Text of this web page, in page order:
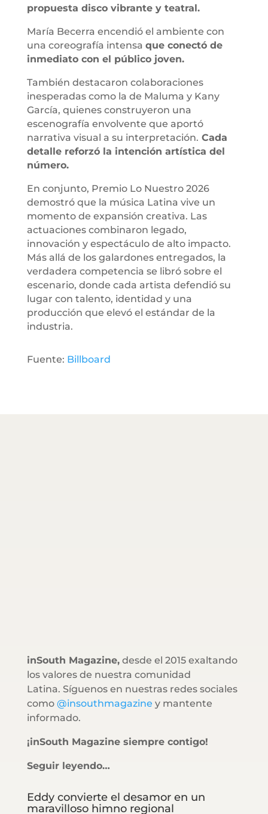
propuesta disco vibrante y teatral.
María Becerra encendió el ambiente con
una coreografía intensa que conectó de
inmediato con el público joven.
También destacaron colaboraciones
inesperadas como la de Maluma y Kany
García, quienes construyeron una
escenografía envolvente que aportó
narrativa visual a su interpretación. Cada
detalle reforzó la intención artística del
número.
En conjunto, Premio Lo Nuestro 2026
demostró que la música Latina vive un
momento de expansión creativa. Las
actuaciones combinaron legado,
innovación y espectáculo de alto impacto.
Más allá de los galardones entregados, la
verdadera competencia se libró sobre el
escenario, donde cada artista defendió su
lugar con talento, identidad y una
producción que elevó el estándar de la
industria.
Fuente: Billboard
inSouth Magazine,desde el 2015 exaltando
los valores de nuestra comunidad
Latina. Síguenos en nuestras redes sociales
como @insouthmagazine y mantente
informado.
¡inSouth Magazine siempre contigo!
Seguir leyendo…
Eddy convierte el desamor en un
maravilloso himno regional